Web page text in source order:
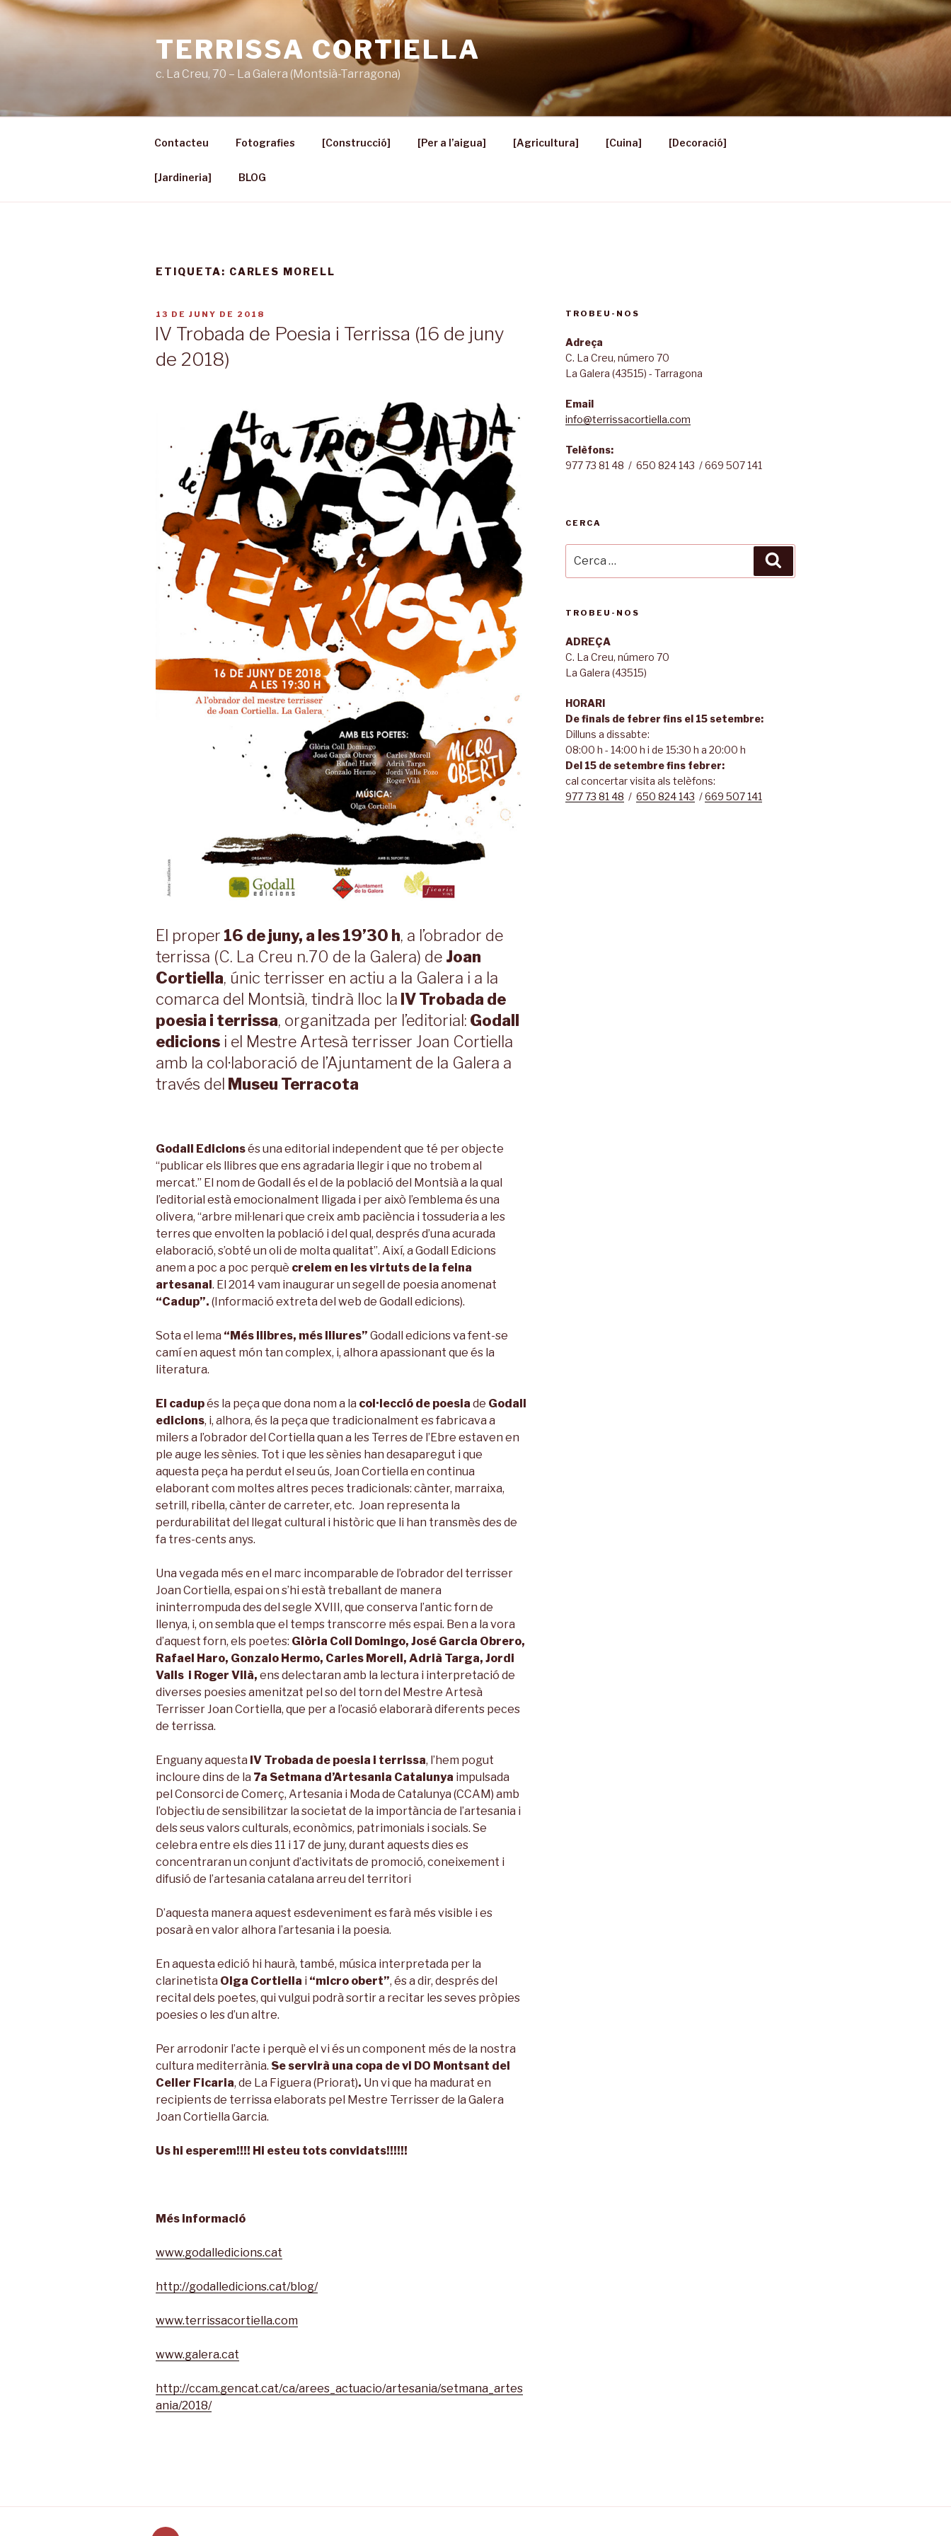
Vés
TERRISSA CORTIELLA
c. La Creu, 70 – La Galera (Montsià-Tarragona)
Contacteu Fotografies [Construcció] [Per a l’aigua] [Agricultura] [Cuina] [Decoració]
[Jardineria] BLOG
ETIQUETA: CARLES MORELL
PUBLICAT
13 DE JUNY DE 2018
IV Trobada de Poesia i Terrissa (16 de juny
de 2018)
El proper 16 de juny, a les 19’30 h, a l’obrador de
terrissa (C. La Creu n.70 de la Galera) de Joan
Cortiella, únic terrisser en actiu a la Galera i a la
comarca del Montsià, tindrà lloc la IV Trobada de
poesia i terrissa, organitzada per l’editorial: Godall
edicions i el Mestre Artesà terrisser Joan Cortiella
amb la col·laboració de l’Ajuntament de la Galera a
través del Museu Terracota
Godall Edicionsés una editorial independent que té per objecte
“publicar els llibres que ens agradaria llegir i que no trobem al
mercat.” El nom de Godall és el de la població del Montsià a la qual
l’editorial està emocionalment lligada i per això l’emblema és una
olivera, “arbre mil·lenari que creix amb paciència i tossuderia a les
terres que envolten la població i del qual, després d’una acurada
elaboració, s’obté un oli de molta qualitat”. Així, a Godall Edicions
anem a poc a poc perquè creiem en les virtuts de la feina
artesanal. El 2014 vam inaugurar un segell de poesia anomenat
“Cadup”. (Informació extreta del web de Godall edicions).
Sota el lema “Més llibres, més lliures” Godall edicions va fent-se
camí en aquest món tan complex, i, alhora apassionant que és la
literatura.
El cadupés la peça que dona nom a la col·lecció de poesia de Godall
edicions, i, alhora, és la peça que tradicionalment es fabricava a
milers a l’obrador del Cortiella quan a les Terres de l’Ebre estaven en
ple auge les sènies. Tot i que les sènies han desaparegut i que
aquesta peça ha perdut el seu ús, Joan Cortiella en continua
elaborant com moltes altres peces tradicionals: cànter, marraixa,
setrill, ribella, cànter de carreter, etc. Joan representa la
perdurabilitat del llegat cultural i històric que li han transmès des de
fa tres-cents anys.
Una vegada més en el marc incomparable de l’obrador del terrisser
Joan Cortiella, espai on s’hi està treballant de manera
ininterrompuda des del segle XVIII, que conserva l’antic forn de
llenya, i, on sembla que el temps transcorre més espai. Ben a la vora
d’aquest forn, els poetes: Glòria Coll Domingo, José Garcia Obrero,
Rafael Haro, Gonzalo Hermo, Carles Morell, Adrià Targa, Jordi
Valls i Roger Vilà, ens delectaran amb la lectura i interpretació de
diverses poesies amenitzat pel so del torn del Mestre Artesà
Terrisser Joan Cortiella, que per a l’ocasió elaborarà diferents peces
de terrissa.
Enguany aquesta IV Trobada de poesia i terrissa, l’hem pogut
incloure dins de la 7a Setmana d’Artesania Catalunya impulsada
pel Consorci de Comerç, Artesania i Moda de Catalunya (CCAM) amb
l’objectiu de sensibilitzar la societat de la importància de l’artesania i
dels seus valors culturals, econòmics, patrimonials i socials. Se
celebra entre els dies 11 i 17 de juny, durant aquests dies es
concentraran un conjunt d’activitats de promoció, coneixement i
difusió de l’artesania catalana arreu del territori
D’aquesta manera aquest esdeveniment es farà més visible i es
posarà en valor alhora l’artesania i la poesia.
En aquesta edició hi haurà, també, música interpretada per la
clarinetista Olga Cortiella i “micro obert”, és a dir, després del
recital dels poetes, qui vulgui podrà sortir a recitar les seves pròpies
poesies o les d’un altre.
Per arrodonir l’acte i perquè el vi és un component més de la nostra
cultura mediterrània. Se servirà una copa de vi DO Montsant del
Celler Ficaria, de La Figuera (Priorat). Un vi que ha madurat en
recipients de terrissa elaborats pel Mestre Terrisser de la Galera
Joan Cortiella Garcia.
Us hi esperem!!!! Hi esteu tots convidats!!!!!!
Més informació
www.godalledicions.cat
http://godalledicions.cat/blog/
www.terrissacortiella.com
www.galera.cat
http://ccam.gencat.cat/ca/arees_actuacio/artesania/setmana_artes
ania/2018/
TROBEU-NOS
Adreça
C. La Creu, número 70
La Galera (43515) - Tarragona
Email
info@terrissacortiella.com
Telèfons:
977 73 81 48 / 650 824 143 / 669 507 141
CERCA
TROBEU-NOS
ADREÇA
C. La Creu, número 70
La Galera (43515)
HORARI
De finals de febrer fins el 15 setembre:
Dilluns a dissabte:
08:00 h - 14:00 h i de 15:30 h a 20:00 h
Del 15 de setembre fins febrer:
cal concertar visita als telèfons:
977 73 81 48 / 650 824 143 /669 507 141